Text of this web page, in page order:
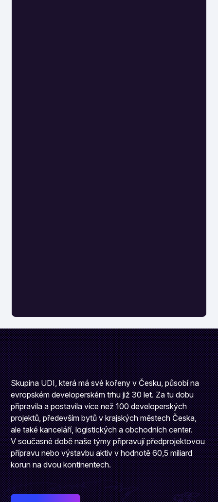
Skupina UDI, která má své kořeny v Česku, působí na
evropském developerském trhu již 30 let. Za tu dobu
připravila a postavila více než 100 developerských
projektů, především bytů v krajských městech Česka,
ale také kanceláří, logistických a obchodních center.
V současné době naše týmy připravují předprojektovou
přípravu nebo výstavbu aktiv v hodnotě 60,5 miliard
korun na dvou kontinentech.